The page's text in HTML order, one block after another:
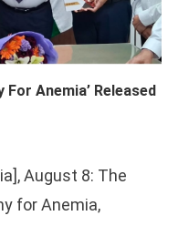
Anemia’ Released
August 8: The
for Anemia,